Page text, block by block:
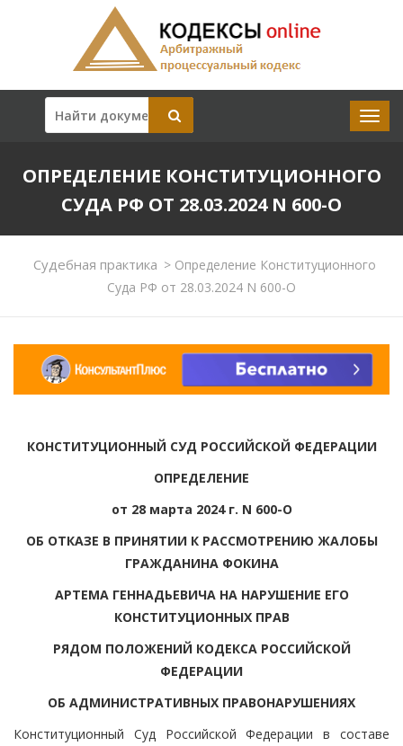
ОПРЕДЕЛЕНИЕ КОНСТИТУЦИОННОГО
СУДА РФ ОТ 28.03.2024 N 600-О
Судебная практика > Определение Конституционного
Суда РФ от 28.03.2024 N 600-О
КОНСТИТУЦИОННЫЙ СУД РОССИЙСКОЙ ФЕДЕРАЦИИ
ОПРЕДЕЛЕНИЕ
от 28 марта 2024 г. N 600-О
ОБ ОТКАЗЕ В ПРИНЯТИИ К РАССМОТРЕНИЮ ЖАЛОБЫ
ГРАЖДАНИНА ФОКИНА
АРТЕМА ГЕННАДЬЕВИЧА НА НАРУШЕНИЕ ЕГО
КОНСТИТУЦИОННЫХ ПРАВ
РЯДОМ ПОЛОЖЕНИЙ КОДЕКСА РОССИЙСКОЙ
ФЕДЕРАЦИИ
ОБ АДМИНИСТРАТИВНЫХ ПРАВОНАРУШЕНИЯХ
Конституционный Суд Российской Федерации в составе